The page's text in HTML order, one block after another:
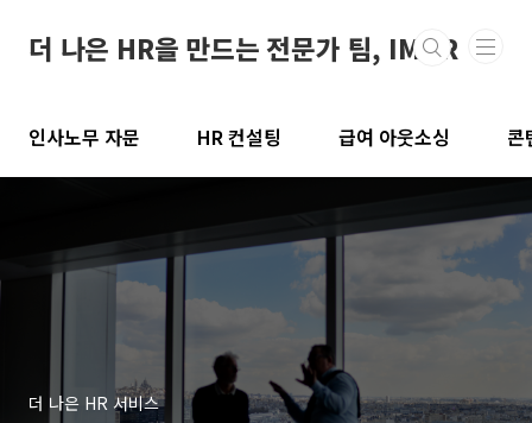
더 나은 HR을 만드는 전문가 팀, IMHR
인사노무 자문 HR 컨설팅 급여 아웃소싱 콘
더 나은 HR 서비스